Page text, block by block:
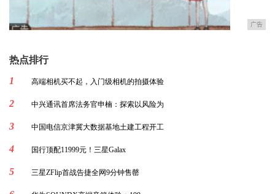
广告
热点排行
1
高端相机买不起，入门级相机的拍摄体验
2 中兴通讯首席法务官申楠：探索以风险为
3 中国电信京津冀大数据基地土建工程开工
4 国行顶配11999元！三星Galax
5 三星ZFlip首战告捷全网9分钟售罄